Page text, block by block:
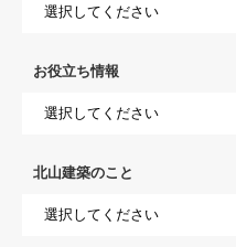
お役立ち情報
北山建築のこと